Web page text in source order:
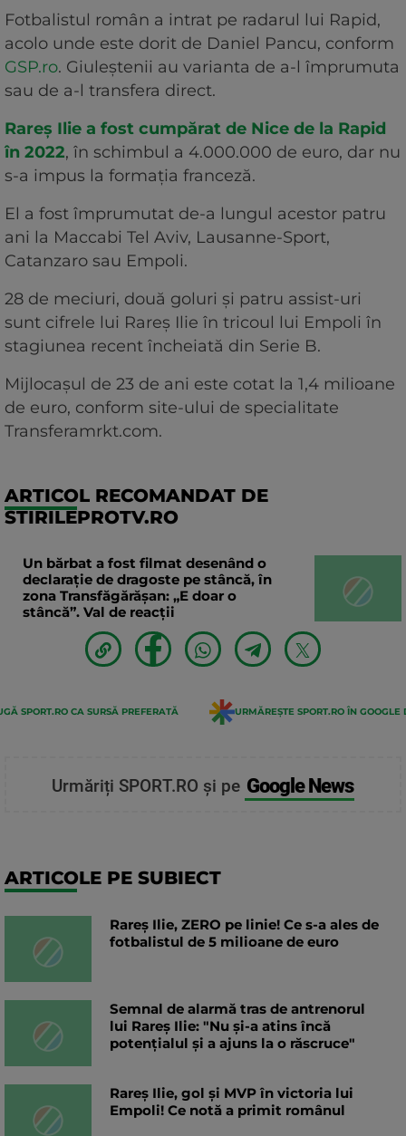
Fotbalistul român a intrat pe radarul lui Rapid,
acolo unde este dorit de Daniel Pancu, conform
GSP.ro. Giuleștenii au varianta de a-l împrumuta
sau de a-l transfera direct.
Rareș Ilie a fost cumpărat de Nice de la Rapid
în 2022, în schimbul a 4.000.000 de euro, dar nu
s-a impus la formația franceză.
El a fost împrumutat de-a lungul acestor patru
ani la Maccabi Tel Aviv, Lausanne-Sport,
Catanzaro sau Empoli.
28 de meciuri, două goluri și patru assist-uri
sunt cifrele lui Rareș Ilie în tricoul lui Empoli în
stagiunea recent încheiată din Serie B.
Mijlocașul de 23 de ani este cotat la 1,4 milioane
de euro, conform site-ului de specialitate
Transferamrkt.com.
ARTICOL RECOMANDAT DE
STIRILEPROTV.RO
Un bărbat a fost filmat desenând o
declaraţie de dragoste pe stâncă, în
zona Transfăgărăşan: „E doar o
stâncă”. Val de reacții
SPORT.RO CA SURSĂ PREFERATĂ URMĂREȘTE SPORT.RO ÎN GOOGLE
Urmăriți SPORT.RO și pe Google News
ARTICOLE PE SUBIECT
Rareș Ilie, ZERO pe linie! Ce s-a ales de
fotbalistul de 5 milioane de euro
Semnal de alarmă tras de antrenorul
lui Rareș Ilie: "Nu și-a atins încă
potențialul și a ajuns la o răscruce"
Rareș Ilie, gol și MVP în victoria lui
Empoli! Ce notă a primit românul